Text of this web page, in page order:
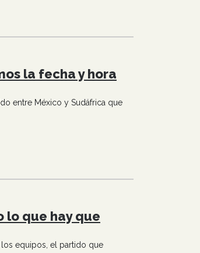
la fecha y hora
entre México y Sudáfrica que
lo que hay que
equipos, el partido que